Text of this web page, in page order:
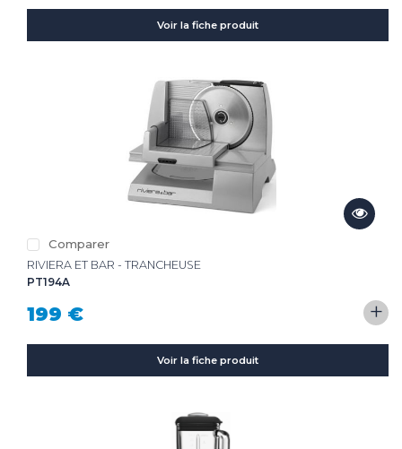
Voir la fiche produit
Comparer
RIVIERA ET BAR - TRANCHEUSE
PT194A
199 € +
Voir la fiche produit